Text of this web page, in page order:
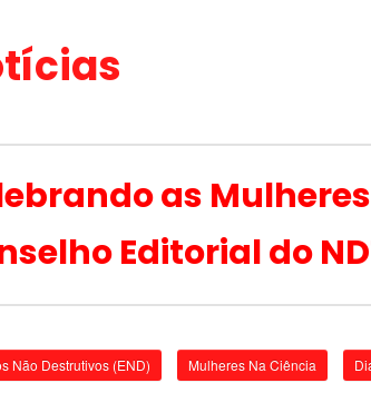
as
Editorial do
Não Destrutivos (END) Mulheres Na Ciência